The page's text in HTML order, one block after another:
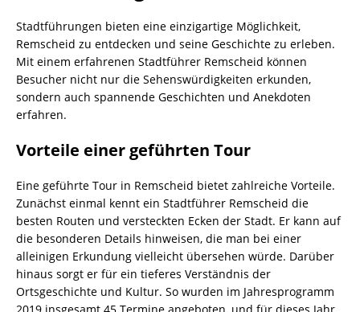
Stadtführungen bieten eine einzigartige Möglichkeit,
Remscheid zu entdecken und seine Geschichte zu erleben.
Mit einem erfahrenen Stadtführer Remscheid können
Besucher nicht nur die Sehenswürdigkeiten erkunden,
sondern auch spannende Geschichten und Anekdoten
erfahren.
Vorteile einer geführten Tour
Eine geführte Tour in Remscheid bietet zahlreiche Vorteile.
Zunächst einmal kennt ein Stadtführer Remscheid die
besten Routen und versteckten Ecken der Stadt. Er kann auf
die besonderen Details hinweisen, die man bei einer
alleinigen Erkundung vielleicht übersehen würde. Darüber
hinaus sorgt er für ein tieferes Verständnis der
Ortsgeschichte und Kultur. So wurden im Jahresprogramm